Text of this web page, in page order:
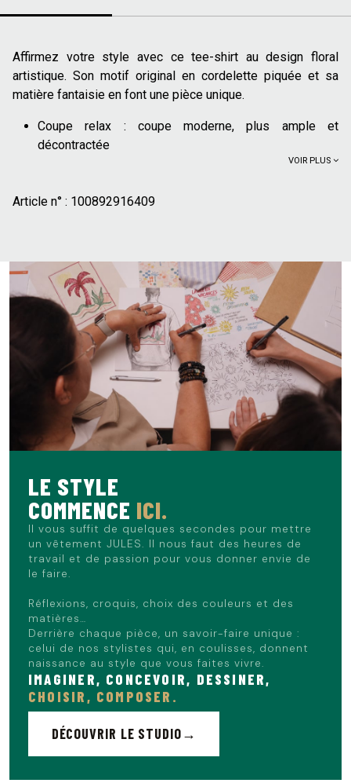
Affirmez votre style avec ce tee-shirt au design floral
artistique. Son motif original en cordelette piquée et sa
matière fantaisie en font une pièce unique.
Coupe relax : coupe moderne, plus ample et
décontractée
Motif floral en cordelette piquée sur le devant pour un
les cycles naturellement présents dans la nature.
L'agriculture régénérative aide à accroître la
biodiversité, enrichir les sols et atténuer le
réchauffement climatique
Pour un look décontracté et tendance, associez ce t-shirt à
un jean brut ou un chino. Sa coupe 'relax' et son motif
original en font la pièce maîtresse d'une tenue simple.
Complétez l'ensemble avec une paire de baskets épurées
pour une allure urbaine et moderne, parfaite pour une sortie
Le mannequin mesure 1m86 et porte du L.
VOIR PLUS
Article n° : 100892916409
LE STYLE
COMMENCE ICI.
Il vous suffit de quelques secondes pour mettre
un vêtement JULES. Il nous faut des heures de
travail et de passion pour vous donner envie de
le faire.
Réflexions, croquis, choix des couleurs et des
matières…
Derrière chaque pièce, un savoir-faire unique :
celui de nos stylistes qui, en coulisses, donnent
naissance au style que vous faites vivre.
IMAGINER, CONCEVOIR, DESSINER,
CHOISIR, COMPOSER.
DÉCOUVRIR LE STUDIO